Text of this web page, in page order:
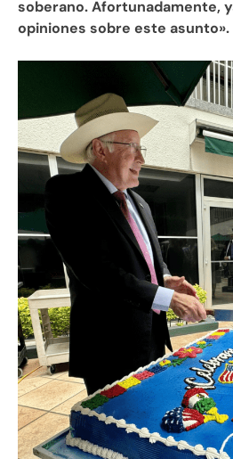
soberano. Afortunadamente,
opiniones sobre este asunto».